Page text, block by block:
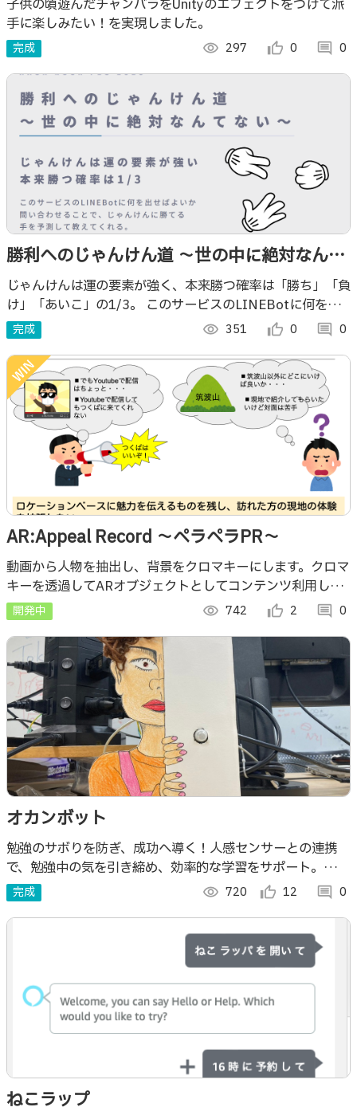
子供の頃遊んだチャンバラをUnityのエフェクトをつけて派
手に楽しみたい！を実現しました。
完成 visibility 297 thumb_up_alt 0 comment 0
勝利へのじゃんけん道 ～世の中に絶対なんて
ない～
じゃんけんは運の要素が強く、本来勝つ確率は「勝ち」「負
け」「あいこ」の1/3。 このサービスのLINEBotに何を出
せばよいか問い合わせることで、何を出せばじゃんけんに勝
てるか、手を教えてくれる。
完成 visibility 351 thumb_up_alt 0 comment 0
AR:Appeal Record 〜ペラペラPR〜
動画から人物を抽出し、背景をクロマキーにします。クロマ
キーを透過してARオブジェクトとしてコンテンツ利用し
て、ARコンテンツを誰でも簡単にPR活動に使えるようにし
ます。 動画撮影で誰でも簡単にAR！！
開発中 visibility 742 thumb_up_alt 2 comment 0
オカンボット
勉強のサボりを防ぎ、成功へ導く！人感センサーとの連携
で、勉強中の気を引き締め、効率的な学習をサポート。
LINEで警告、モチベーションを維持します。
完成 visibility 720 thumb_up_alt 12 comment 0
ねこラップ